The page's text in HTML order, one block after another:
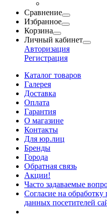
Сравнение
Избранное
Корзина
Личный кабинет
Авторизация
Регистрация
Каталог товаров
Галерея
Доставка
Оплата
Гарантия
О магазине
Контакты
Для юр.лиц
Бренды
Города
Обратная связь
Акции!
Часто задаваемые
Согласие на
данных посетителей